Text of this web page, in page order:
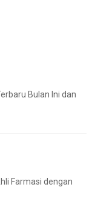
Bulan Ini dan
Farmasi dengan